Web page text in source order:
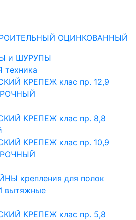
ОЦИНКОВАННЫЙ
и ШУРУПЫ
КРЕПЕЖ клас пр. 12,9
КРЕПЕЖ клас пр. 8,8
КРЕПЕЖ клас пр. 10,9
крепления для полок
вытяжные
КРЕПЕЖ клас пр. 5,8